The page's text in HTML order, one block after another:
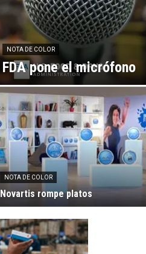
NOTA DE COLOR
FDA pone el micrófono
NOTA DE COLOR
Novartis rompe platos